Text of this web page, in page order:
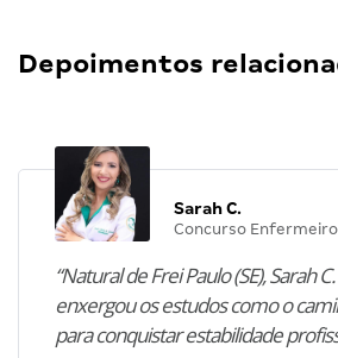
Depoimentos
Sarah C.
Concurso Enfermeiro
“Natural de Frei Paulo (SE), Sarah
enxergou os estudos como o
para conquistar estabilidade